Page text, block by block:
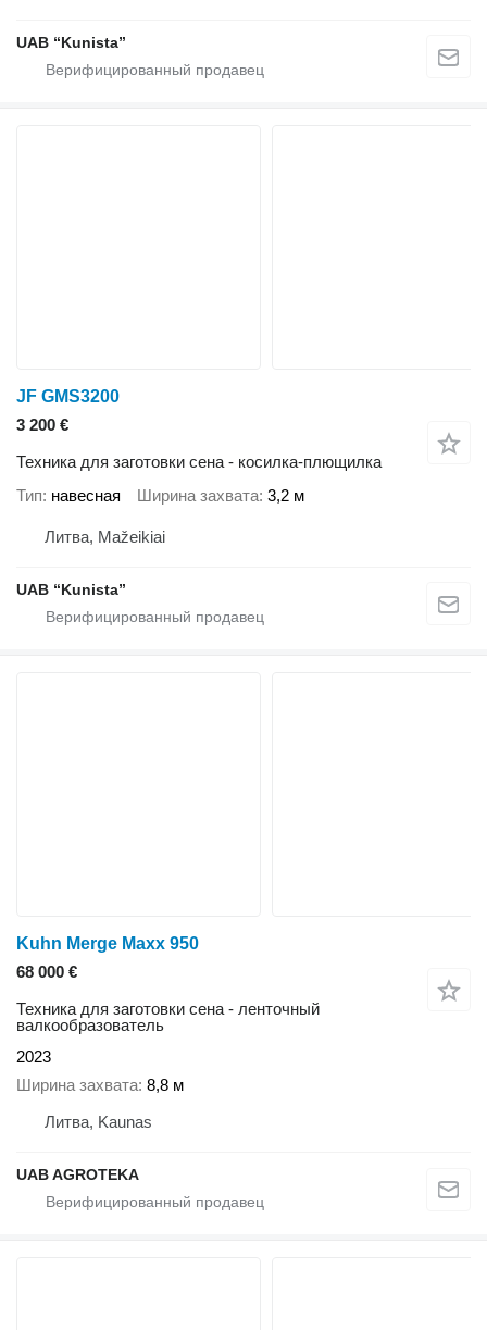
UAB “Kunista”
JF GMS3200
3 200 €
Техника для заготовки сена - косилка-плющилка
Тип навесная Ширина захвата 3,2 м
Литва, Mažeikiai
UAB “Kunista”
Kuhn Merge Maxx 950
68 000 €
Техника для заготовки сена - ленточный
валкообразователь
2023
Ширина захвата 8,8 м
Литва, Kaunas
UAB AGROTEKA